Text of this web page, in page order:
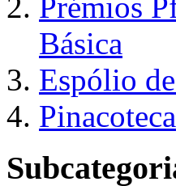
Básica
Espólio
Pinacoteca